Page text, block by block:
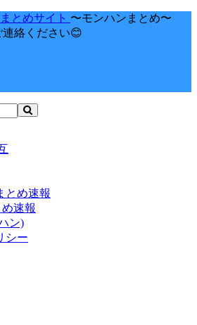
とめサイト 〜モンハンまとめ〜
絡ください😊
とめ速報
速報
ン)
シー